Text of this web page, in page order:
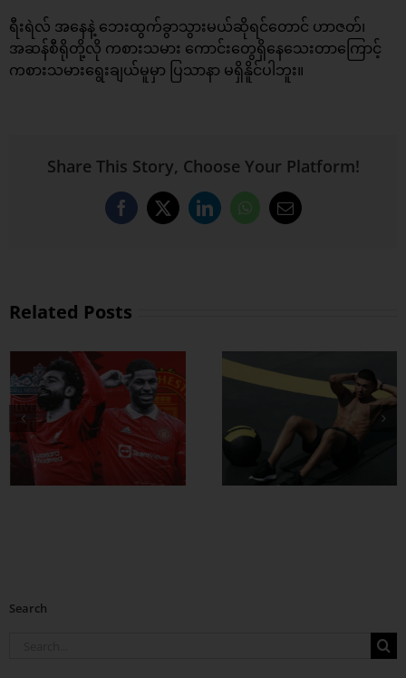
ရီးရဲလ် အနေနဲ့ ဘေးထွက်ခွာသွားမယ်ဆိုရင်တောင် ဟာဇတ်၊
အဆန်စီရိုတို့လို ကစားသမား ကောင်းတွေရှိနေသေးတာကြောင့်
ကစားသမားရွေးချယ်မူမှာ ပြသာနာ မရှိနိူင်ပါဘူး။
Share This Story, Choose Your Platform!
Facebook
X LinkedInWhatsApp
Email
Related Posts
ထိထိရောက်ရောက်
ဗိုက်ခေါက် အဆီ
တွေ ချဖို့
Search